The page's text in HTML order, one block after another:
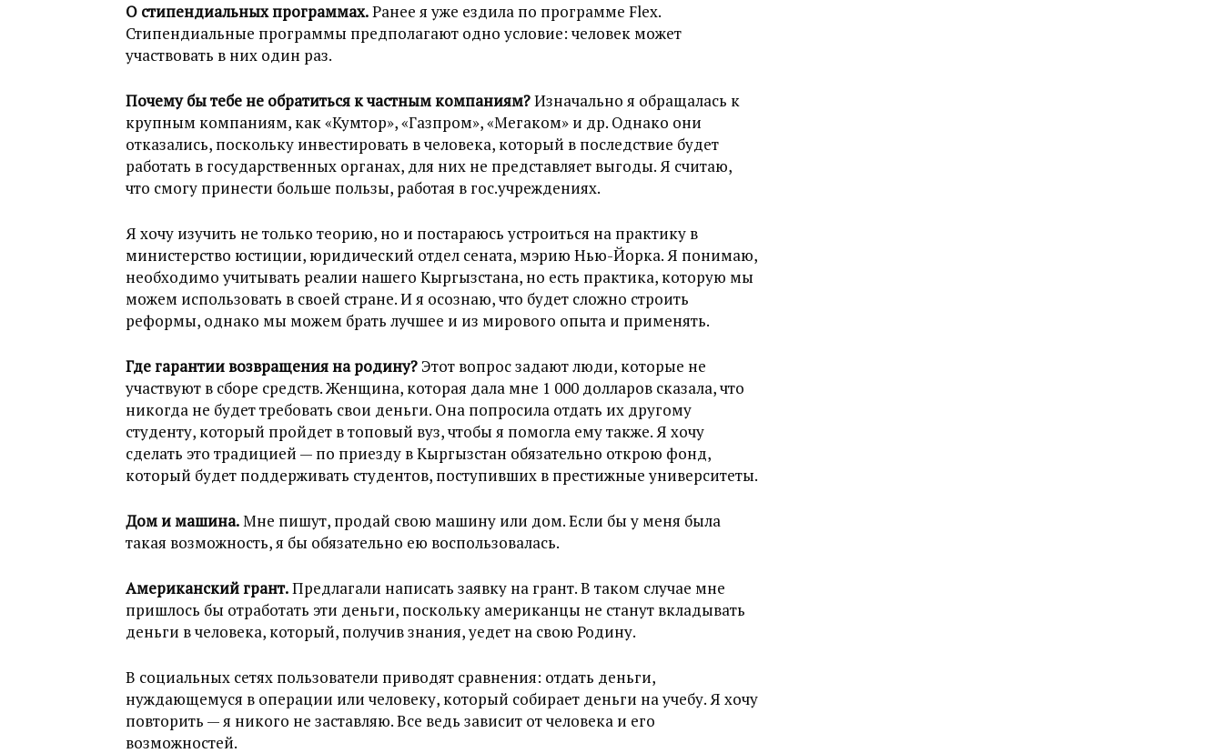
О стипендиальных программах.Ранее я уже ездила по программе Flex.
Стипендиальные программы предполагают одно условие: человек может
участвовать в них один раз.
Почему бы тебе не обратиться к частным компаниям?Изначально я обращалась к
крупным компаниям, как «Кумтор», «Газпром», «Мегаком» и др. Однако они
отказались, поскольку инвестировать в человека, который в последствие будет
работать в государственных органах, для них не представляет выгоды. Я считаю,
что смогу принести больше пользы, работая в гос.учреждениях.
Я хочу изучить не только теорию, но и постараюсь устроиться на практику в
министерство юстиции, юридический отдел сената, мэрию Нью-Йорка. Я понимаю,
необходимо учитывать реалии нашего Кыргызстана, но есть практика, которую мы
можем использовать в своей стране. И я осознаю, что будет сложно строить
реформы, однако мы можем брать лучшее и из мирового опыта и применять.
Где гарантии возвращения на родину? Этот вопрос задают люди, которые не
участвуют в сборе средств. Женщина, которая дала мне 1 000 долларов сказала, что
никогда не будет требовать свои деньги. Она попросила отдать их другому
студенту, который пройдет в топовый вуз, чтобы я помогла ему также. Я хочу
сделать это традицией — по приезду в Кыргызстан обязательно открою фонд,
который будет поддерживать студентов, поступивших в престижные университеты.
Дом и машина.Мне пишут, продай свою машину или дом. Если бы у меня была
такая возможность, я бы обязательно ею воспользовалась.
Американский грант.Предлагали написать заявку на грант. В таком случае мне
пришлось бы отработать эти деньги, поскольку американцы не станут вкладывать
деньги в человека, который, получив знания, уедет на свою Родину.
В социальных сетях пользователи приводят сравнения: отдать деньги,
нуждающемуся в операции или человеку, который собирает деньги на учебу. Я хочу
повторить — я никого не заставляю. Все ведь зависит от человека и его
возможностей.